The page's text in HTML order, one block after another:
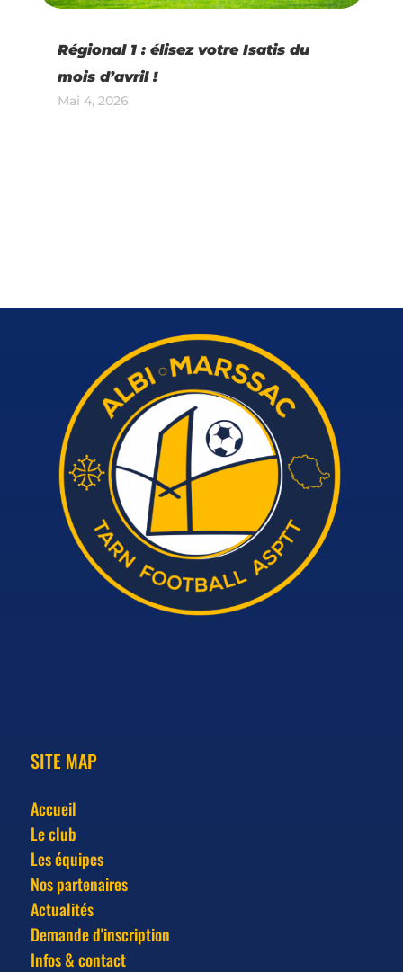
Régional 1 : élisez votre Isatis du
mois d’avril !
Mai 4, 2026
SITE MAP
Accueil
Le club
Les équipes
Nos partenaires
Actualités
Demande d'inscription
Infos & contact